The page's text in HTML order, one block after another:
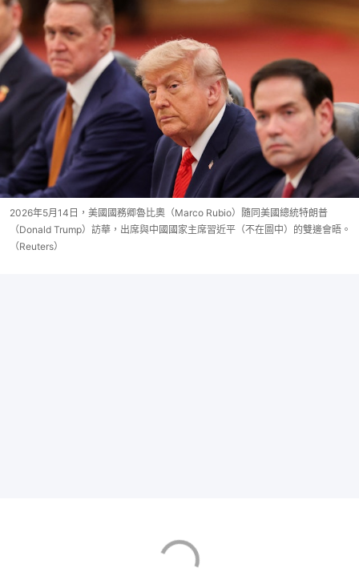
2026年5月14日，美國國務卿魯比奧（Marco Rubio）隨同美國總統特朗普
（Donald Trump）訪華，出席與中國國家主席習近平（不在圖中）的雙邊會晤。
（Reuters）